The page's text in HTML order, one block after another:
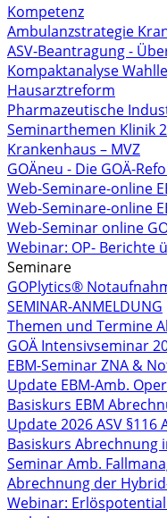
Kompetenz
Ambulanzstrategie
ASV-Beantragung -
Kompaktanalyse
Hausarztreform
Pharmazeutische
Seminarthemen Klinik
Krankenhaus – MVZ
GOÄneu - Die GOÄ-
Web-Seminare-online
Web-Seminare-online
Web-Seminar online
Webinar: OP- Berichte
Seminare
GOPlytics®
SEMINAR-ANMELDUNG
Themen und Termine
GOÄ Intensivseminar
EBM-Seminar ZNA &
Update EBM-Amb.
Basiskurs EBM
Update 2026 ASV
Basiskurs Abrechnung
Seminar Amb.
Abrechnung der
Webinar: